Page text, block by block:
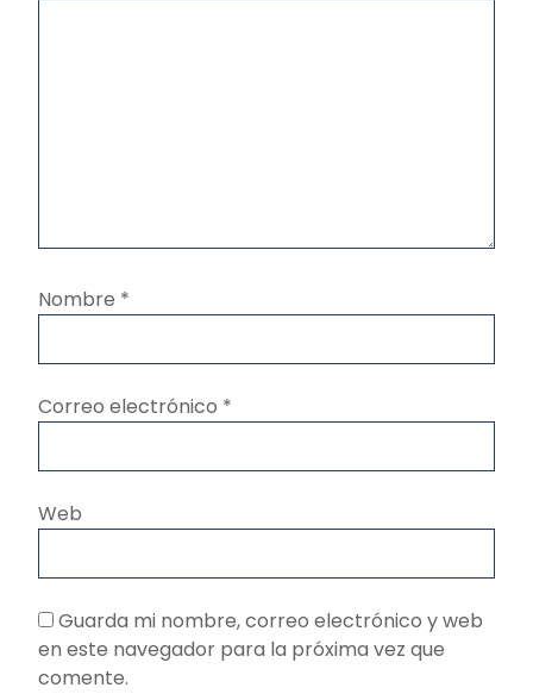
Nombre *
Correo electrónico *
Web
Guarda mi nombre, correo electrónico y web
en este navegador para la próxima vez que
comente.